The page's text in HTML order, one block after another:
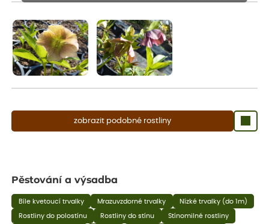
zobrazit podobné rostliny
Rostliny mohou být také sestřiženy níže, než je uvedená výška,
Pěstování a výsadba
Bíle kvetoucí trvalky Mrazuvzdorné trvalky Nízké trvalky (do 1m)
Rostliny do polostínu Rostliny do stínu Stínomilné rostliny